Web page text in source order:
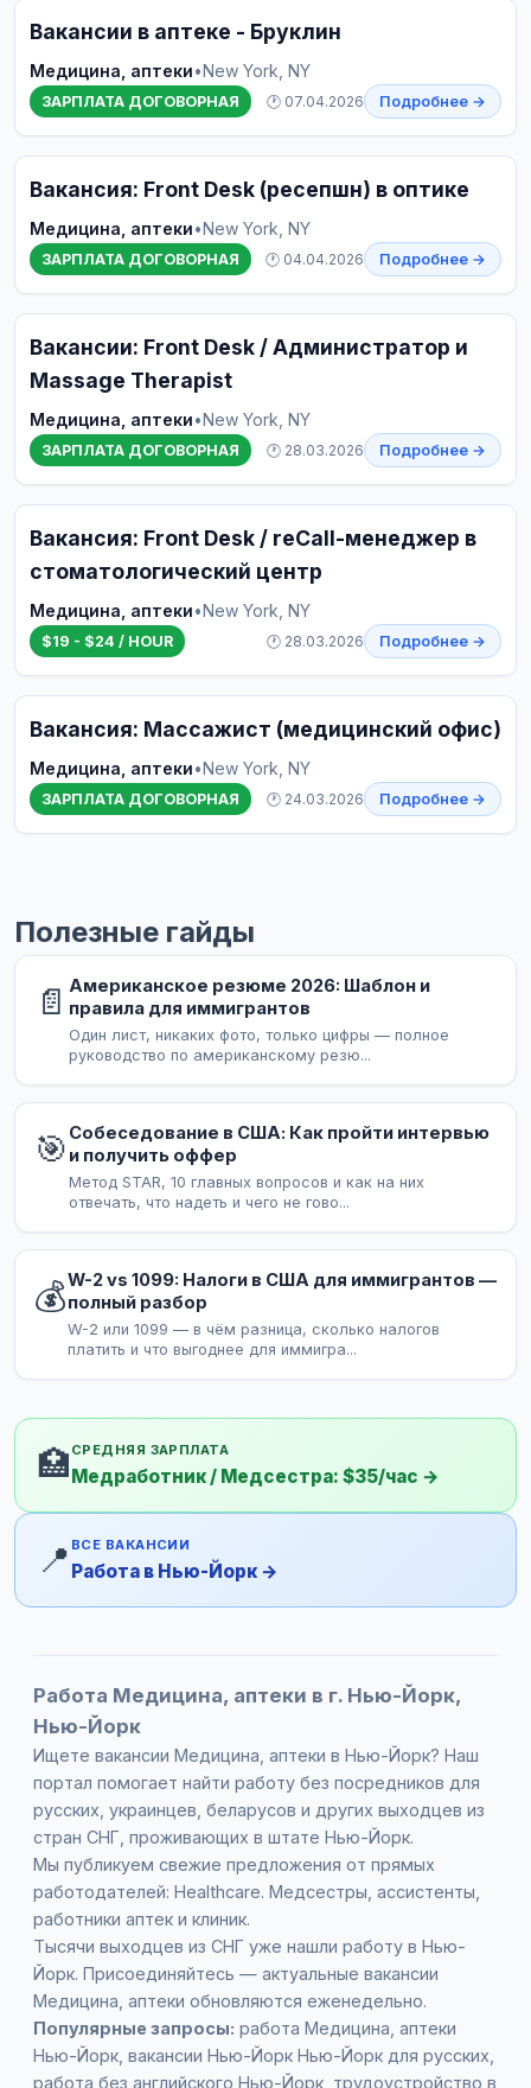
Вакансии в аптеке - Бруклин
Медицина, аптеки•New York, NY
ЗАРПЛАТА ДОГОВОРНАЯ 🕐 07.04.2026 Подробнее →
Вакансия: Front Desk (ресепшн) в оптике
Медицина, аптеки•New York, NY
ЗАРПЛАТА ДОГОВОРНАЯ 🕐 04.04.2026 Подробнее →
Вакансии: Front Desk / Администратор и
Massage Therapist
Медицина, аптеки•New York, NY
ЗАРПЛАТА ДОГОВОРНАЯ 🕐 28.03.2026 Подробнее →
Вакансия: Front Desk / reCall-менеджер в
стоматологический центр
Медицина, аптеки•New York, NY
$19 - $24 / HOUR 🕐 28.03.2026 Подробнее →
Вакансия: Массажист (медицинский офис)
Медицина, аптеки•New York, NY
ЗАРПЛАТА ДОГОВОРНАЯ 🕐 24.03.2026 Подробнее →
Полезные гайды
📄 Американское резюме 2026: Шаблон и
правила для иммигрантов
Один лист, никаких фото, только цифры — полное
руководство по американскому резю...
🎯 Собеседование в США: Как пройти интервью
и получить оффер
Метод STAR, 10 главных вопросов и как на них
отвечать, что надеть и чего не гово...
💰W-2 vs 1099: Налоги в США для иммигрантов —
полный разбор
W-2 или 1099 — в чём разница, сколько налогов
платить и что выгоднее для иммигра...
🏥 СРЕДНЯЯ ЗАРПЛАТА
Медработник / Медсестра: $35/час →
📍 ВСЕ ВАКАНСИИ
Работа в Нью-Йорк →
Работа Медицина, аптеки в г. Нью-Йорк,
Нью-Йорк
Ищете вакансии Медицина, аптеки в Нью-Йорк? Наш
портал помогает найти работу без посредников для
русских, украинцев, беларусов и других выходцев из
стран СНГ, проживающих в штате Нью-Йорк.
Мы публикуем свежие предложения от прямых
работодателей: Healthcare. Медсестры, ассистенты,
работники аптек и клиник.
Тысячи выходцев из СНГ уже нашли работу в Нью-
Йорк. Присоединяйтесь — актуальные вакансии
Медицина, аптеки обновляются еженедельно.
Популярные запросы: работа Медицина, аптеки
Нью-Йорк, вакансии Нью-Йорк Нью-Йорк для русских,
работа без английского Нью-Йорк, трудоустройство в